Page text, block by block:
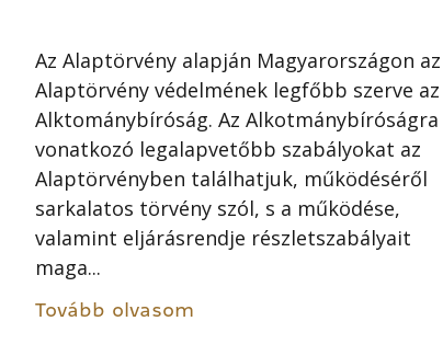
Az Alaptörvény alapján Magyarországon az
Alaptörvény védelmének legfőbb szerve az
Alktománybíróság. Az Alkotmánybíróságra
vonatkozó legalapvetőbb szabályokat az
Alaptörvényben találhatjuk, működéséről
sarkalatos törvény szól, s a működése,
valamint eljárásrendje részletszabályait
maga...
Tovább olvasom